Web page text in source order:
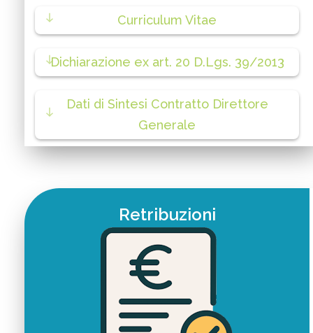
Curriculum Vitae
Dichiarazione ex art. 20 D.Lgs. 39/2013
Dati di Sintesi Contratto Direttore
Generale
Retribuzioni